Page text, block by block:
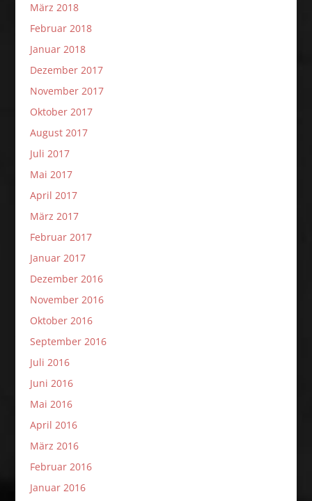
März 2018
Februar 2018
Januar 2018
Dezember 2017
November 2017
Oktober 2017
August 2017
Juli 2017
Mai 2017
April 2017
März 2017
Februar 2017
Januar 2017
Dezember 2016
November 2016
Oktober 2016
September 2016
Juli 2016
Juni 2016
Mai 2016
April 2016
März 2016
Februar 2016
Januar 2016